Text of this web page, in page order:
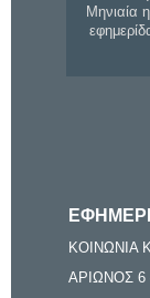
Μηνιαία
ΑΡΙΩΝΟΣ 6